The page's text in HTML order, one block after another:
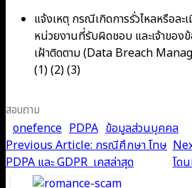
แจ้งเหตุ กรณีเกิดการรั่วไหลหรือล
หน่วยงานที่รับผิดชอบ และเจ้าขอ
เฝ้าติดตาม (Data Breach
(1) (2) (3)
สอบถาม
onefence PDPA ข้อมูลส่วนบุคคล
Post
navigation
Previous Article: กรณีศึกษา โทษ
PDPA และ GDPR เคสล่าสุด
โด